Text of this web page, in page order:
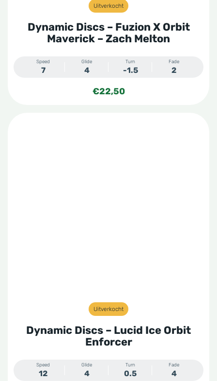
Uitverkocht
Dynamic Discs – Fuzion X Orbit
Maverick – Zach Melton
Speed
7
Glide
4
Turn
-1.5
Fade
2
€22,50
Uitverkocht
Dynamic Discs – Lucid Ice Orbit
Enforcer
Speed
12
Glide
4
Turn
0.5
Fade
4